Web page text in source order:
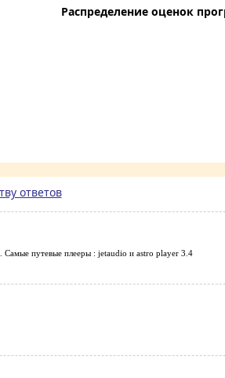
Распределение оценок
ответов
Самые путевые плееры : jetaudio и astro player 3.4